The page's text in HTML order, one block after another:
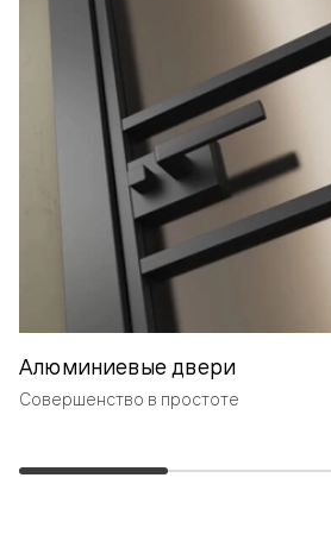
Алюминиевые двери
Совершенство в простоте